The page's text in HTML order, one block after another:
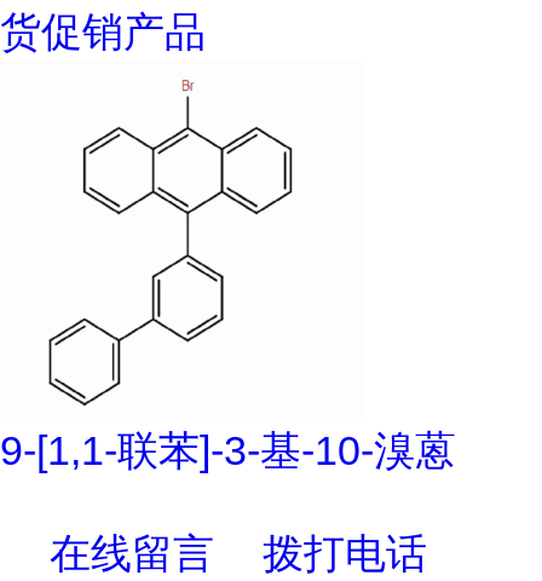
货促销产品
9-[1,1-联苯]-3-基-10-溴蒽
在线留言 拨打电话